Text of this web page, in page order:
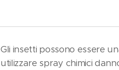
Gli insetti possono essere
utilizzare spray chimici